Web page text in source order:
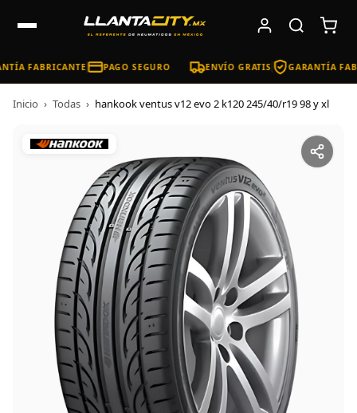
FABRICANTE PAGO SEGURO ENVÍO GRATIS GARANTÍA
Inicio › Todas › hankook ventus v12 evo 2 k120 245/40/r19 98 y xl